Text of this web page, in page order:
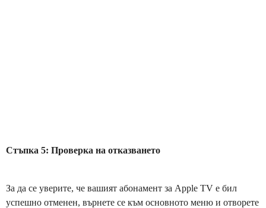
Стъпка 5: Проверка на отказването
За да се уверите, че вашият абонамент за Apple TV е бил
успешно отменен, върнете се към основното меню и отворете